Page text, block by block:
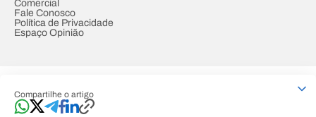
Compartilhe o artigo
Comercial
Fale Conosco
Política de Privacidade
Espaço Opinião
Developed by Designed by